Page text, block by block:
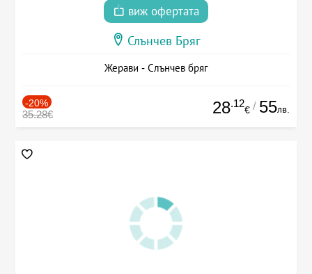
виж офертата
Слънчев Бряг
Жерави - Слънчев бряг
-20%
35.28€ 28.12
€ / 55лв.